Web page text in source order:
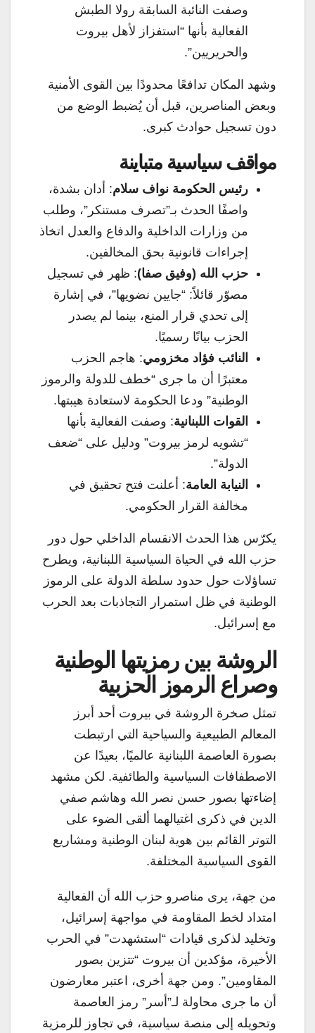
وصفت النائبة السابقة رولا الطبش
الفعالية بأنها “استفزاز لأهل بيروت
والحريريين”.
وشهد المكان تدافعًا محدودًا بين القوى الأمنية
وبعض المناصرين، قبل أن يُضبط الوضع من
دون تسجيل حوادث كبرى.
مواقف سياسية متباينة
رئيس الحكومة نواف سلام: أدان بشدة،
واصفًا الحدث بـ”تصرف مستنكر”، وطلب
من وزارات الداخلية والدفاع والعدل اتخاذ
إجراءات قانونية بحق المخالفين.
حزب الله (وفيق صفا): ظهر في تسجيل
مصوّر قائلاً: “جايين نضويها”، في إشارة
إلى تحدي قرار المنع، بينما لم يصدر
الحزب بيانًا رسميًا.
النائب فؤاد مخزومي: هاجم الحزب
معتبرًا أن ما جرى “خطف للدولة والرموز
الوطنية” ودعا الحكومة لاستعادة هيبتها.
القوات اللبنانية: وصفت الفعالية بأنها
“تشويه لرمز بيروت” ودليل على “ضعف
الدولة”.
النيابة العامة: أعلنت فتح تحقيق في
مخالفة القرار الحكومي.
يكرّس هذا الحدث الانقسام الداخلي حول دور
حزب الله في الحياة السياسية اللبنانية، ويطرح
تساؤلات حول حدود سلطة الدولة على الرموز
الوطنية في ظل استمرار التجاذبات بعد الحرب
مع إسرائيل.
الروشة بين رمزيتها الوطنية
وصراع الرموز الحزبية
تمثل صخرة الروشة في بيروت أحد أبرز
المعالم الطبيعية والسياحية التي ارتبطت
بصورة العاصمة اللبنانية عالميًا، بعيدًا عن
الاصطفافات السياسية والطائفية. لكن مشهد
إضاءتها بصور حسن نصر الله وهاشم صفي
الدين في ذكرى اغتيالهما ألقى الضوء على
التوتر القائم بين هوية لبنان الوطنية ومشاريع
القوى السياسية المختلفة.
من جهة، يرى مناصرو حزب الله أن الفعالية
امتداد لخط المقاومة في مواجهة إسرائيل،
وتخليد لذكرى قيادات “استشهدت” في الحرب
الأخيرة، مؤكدين أن بيروت “تتزين بصور
المقاومين”. ومن جهة أخرى، اعتبر معارضون
أن ما جرى محاولة لـ”أسر” رمز العاصمة
وتحويله إلى منصة سياسية، في تجاوز للرمزية